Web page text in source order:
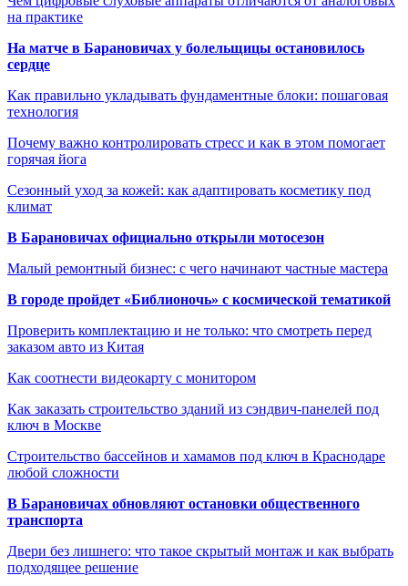
на практике
На матче в Барановичах у болельщицы остановилось
сердце
Как правильно укладывать фундаментные блоки: пошаговая
технология
Почему важно контролировать стресс и как в этом помогает
горячая йога
Сезонный уход за кожей: как адаптировать косметику под
климат
В Барановичах официально открыли мотосезон
Малый ремонтный бизнес: с чего начинают частные мастера
В городе пройдет «Библионочь» с космической тематикой
Проверить комплектацию и не только: что смотреть перед
заказом авто из Китая
Как соотнести видеокарту с монитором
Как заказать строительство зданий из сэндвич-панелей под
ключ в Москве
Строительство бассейнов и хамамов под ключ в Краснодаре
любой сложности
В Барановичах обновляют остановки общественного
транспорта
Двери без лишнего: что такое скрытый монтаж и как выбрать
подходящее решение